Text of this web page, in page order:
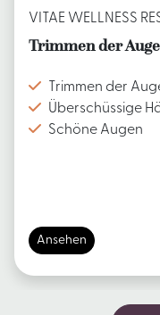
VITAE WELLNESS
Trimmen der
Trimmen der
Überschüssige
Schöne Augen
Ansehen